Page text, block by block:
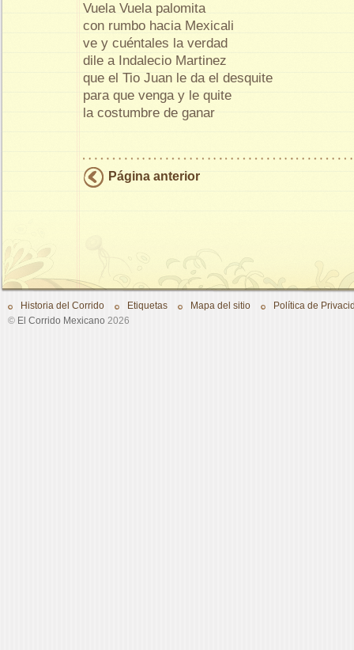
Vuela Vuela palomita
con rumbo hacia Mexicali
ve y cuéntales la verdad
dile a Indalecio Martinez
que el Tio Juan le da el desquite
para que venga y le quite
la costumbre de ganar
Página anterior
Historia del Corrido Etiquetas Mapa del sitio
Política de
© El Corrido Mexicano 2026